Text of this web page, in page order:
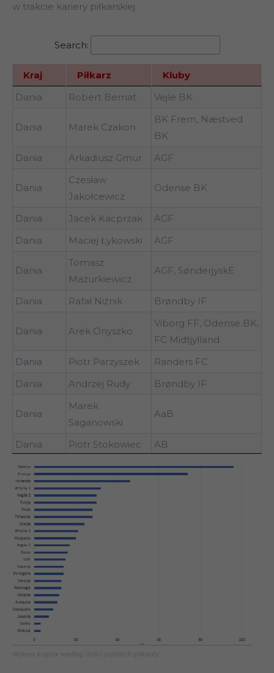
w trakcie kariery piłkarskiej.
Search:
Kraj Piłkarz
Kluby
Kraj
Piłkarz Kluby
Dania Robert Bernat Vejle BK
Dania Marek Czakon
BK Frem, Næstved
BK
Dania
Arkadiusz Gmur AGF
Dania
Czesław
Jakołcewicz
Odense BK
Dania Jacek Kacprzak
AGF
Dania
Maciej Łykowski AGF
Dania
Tomasz
Mazurkiewicz
AGF, SønderjyskE
Dania Rafał Niżnik Brøndby IF
Dania Arek Onyszko
Viborg FF, Odense BK,
FC Midtjylland
Dania
Piotr Parzyszek
Randers FC
Dania
Andrzej Rudy Brøndby IF
Dania
Marek
Saganowski
AaB
Dania Piotr Stokowiec
AB
Dania
Artur Toborek Ikast fS
Dania Grzegorz Więzik
Dania
Kamil Wilczek
Anglia 1
Jan Bednarek
Anglia 1
Anglia 1
Anglia 1 Łukasz Fabiański
West Ham United
Wykres krajów według ilości polskich piłkarzy